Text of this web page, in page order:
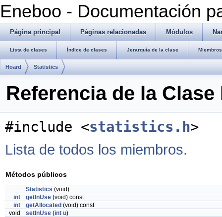
Eneboo - Documentación
Página principal Páginas relacionadas Módulos
Lista de clases Índice de clases Jerarquía de la clase
Hoard Statistics
Referencia de la
#include <statistics.h>
Lista de todos los miembros.
Métodos públicos
Statistics (void)
int
getInUse (void) const
int
getAllocated (void) const
void
setInUse (int u)